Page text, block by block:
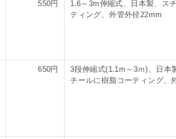
550円
1.6～3m伸縮式、日本製、ス
ティング、外管外径22mm
650円
3段伸縮式(1.1m～3ｍ)、日本
チールに樹脂コーティング、